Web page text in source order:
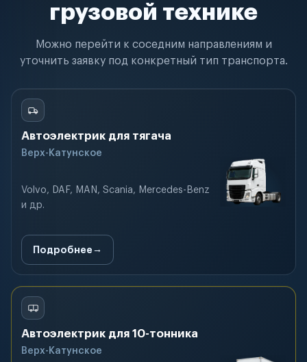
грузовой технике
Можно перейти к соседним направлениям и
уточнить заявку под конкретный тип транспорта.
Автоэлектрик для тягача
Верх-Катунское
Volvo, DAF, MAN, Scania, Mercedes-Benz
и др.
Подробнее
Автоэлектрик для 10-тонника
Верх-Катунское